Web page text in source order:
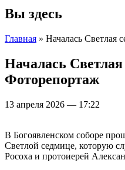
Вы здесь
Главная » Началась Светлая
Началась
Фоторепортаж
13 апреля 2026 — 17:22
В Богоявленском соборе
Светлой седмице, которую
Росоха и протоиерей